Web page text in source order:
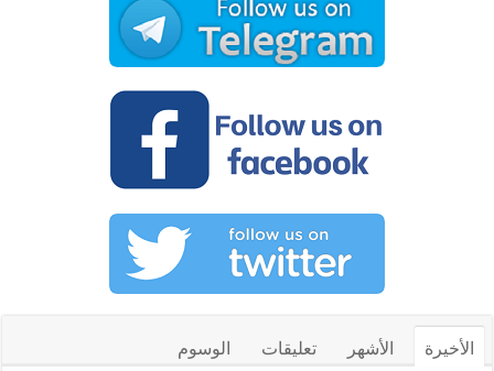
الأخيرة الأشهر تعليقات الوسوم